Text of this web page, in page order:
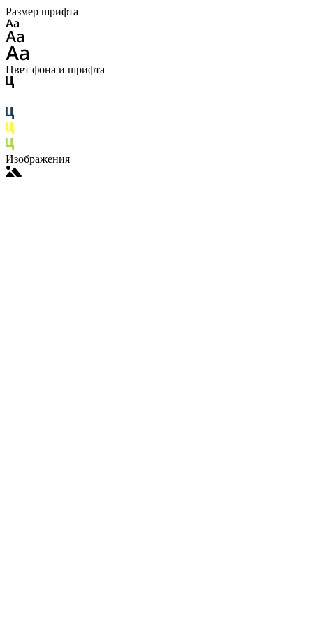
Размер шрифта
Цвет фона и шрифта
Изображения